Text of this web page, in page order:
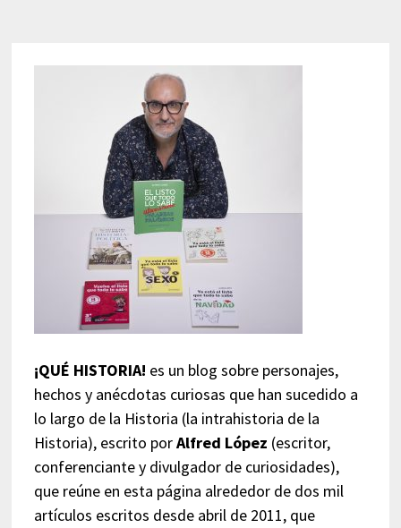
¡QUÉ HISTORIA! es un blog sobre personajes,
hechos y anécdotas curiosas que han sucedido a
lo largo de la Historia (la intrahistoria de la
Historia), escrito porAlfred López (escritor,
conferenciante y divulgador de curiosidades),
que reúne en esta página alrededor de dos mil
artículos escritos desde abril de 2011, que